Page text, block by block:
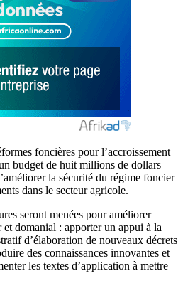
foncières pour l’accroissement
budget de huit millions de dollars
la sécurité du régime foncier
dans le secteur agricole.
seront menées pour améliorer
domanial : apporter un appui à la
d’élaboration de nouveaux décrets
des connaissances innovantes et
les textes d’application à mettre